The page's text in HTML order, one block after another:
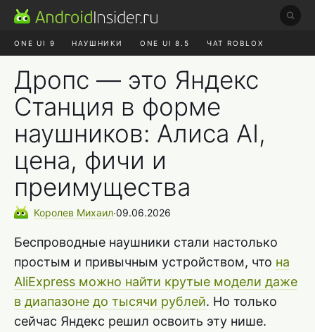
ONE UI 9 НАУШНИКИ ONE UI 8.5 ЧАТ ROBLOX
Дропс — это Яндекс
Станция в форме
наушников: Алиса AI,
цена, фичи и
преимущества
Королев Михаил∙09.06.2026
Беспроводные наушники стали настолько
простым и привычным устройством, что на
AliExpress можно найти крутые модели даже
в диапазоне до тысячи рублей. Но только
сейчас Яндекс решил освоить эту нише.